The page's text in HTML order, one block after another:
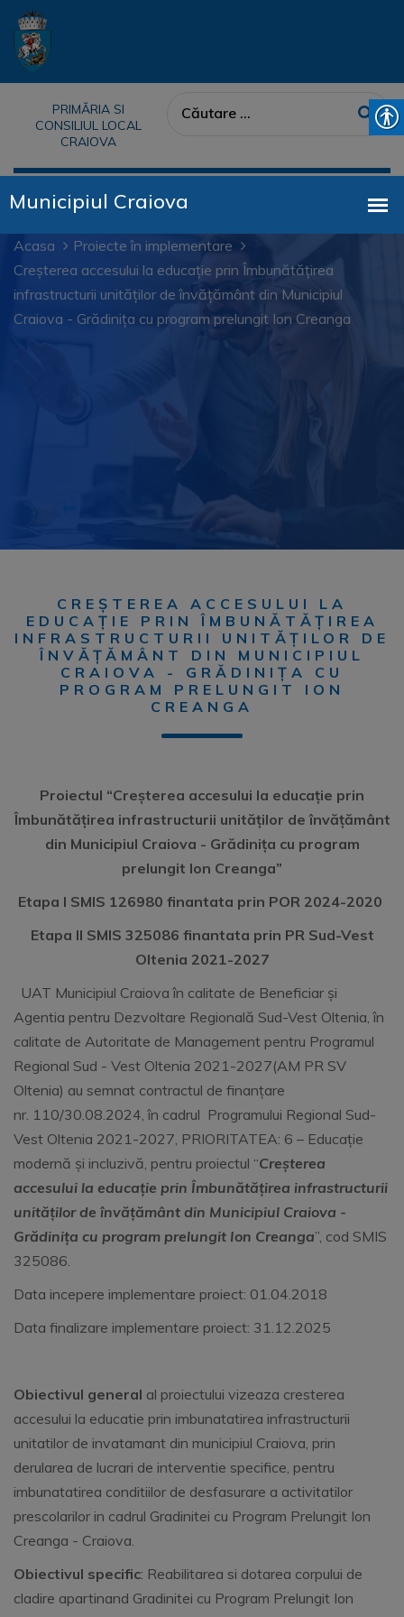
PRIMĂRIA SI
CONSILIUL LOCAL
CRAIOVA
Acasa
Proiecte în implementare
Creșterea accesului la educație prin Îmbunătățirea
infrastructurii unităților de învățământ din Municipiul
Craiova - Grădinița cu program prelungit Ion Creanga
CREȘTEREA ACCESULUI LA
EDUCAȚIE PRIN ÎMBUNĂTĂȚIREA
INFRASTRUCTURII UNITĂȚILOR DE
ÎNVĂȚĂMÂNT DIN MUNICIPIUL
CRAIOVA - GRĂDINIȚA CU
PROGRAM PRELUNGIT ION
CREANGA
Proiectul “Creșterea accesului la educație prin
Îmbunătățirea infrastructurii unităților de învățământ
din Municipiul Craiova - Grădinița cu program
prelungit Ion Creanga”
Etapa I SMIS 126980 finantata prin POR 2024-2020
Etapa II SMIS 325086 finantata prin PR Sud-Vest
Oltenia 2021-2027
UAT Municipiul Craiova în calitate de Beneficiar și
Agentia pentru Dezvoltare Regională Sud-Vest Oltenia, în
calitate de Autoritate de Management pentru Programul
Regional Sud - Vest Oltenia 2021-2027(AM PR SV
Oltenia) au semnat contractul de finanțare
nr. 110/30.08.2024, în cadrul Programului Regional Sud-
Vest Oltenia 2021-2027, PRIORITATEA: 6 – Educație
modernă și incluzivă, pentru proiectul “Creșterea
accesului la educație prin Îmbunătățirea infrastructurii
unităților de învățământ din Municipiul Craiova -
Grădinița cu program prelungit Ion Creanga”, cod SMIS
325086.
Data incepere implementare proiect: 01.04.2018
Data finalizare implementare proiect: 31.12.2025
Obiectivul general al proiectului vizeaza cresterea
accesului la educatie prin imbunatatirea infrastructurii
unitatilor de invatamant din municipiul Craiova, prin
derularea de lucrari de interventie specifice, pentru
imbunatatirea conditiilor de desfasurare a activitatilor
prescolarilor in cadrul Gradinitei cu Program Prelungit Ion
Creanga - Craiova.
Obiectivul specific: Reabilitarea si dotarea corpului de
cladire apartinand Gradinitei cu Program Prelungit Ion